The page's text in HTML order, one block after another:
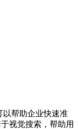
帮助企业快速准
视觉搜索，帮助用